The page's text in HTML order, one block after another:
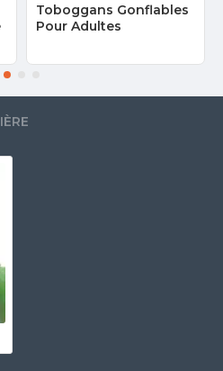
Toboggans Gonflables
Pour Adultes